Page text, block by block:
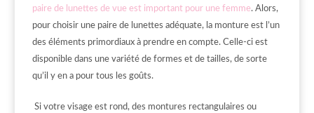
paire de lunettes de vue est important pour une femme. Alors,
pour choisir une paire de lunettes adéquate, la monture est l’un
des éléments primordiaux à prendre en compte. Celle-ci est
disponible dans une variété de formes et de tailles, de sorte
qu’il y en a pour tous les goûts.
Si votre visage est rond, des montures rectangulaires ou